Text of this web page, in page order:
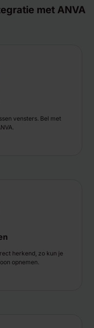
met ANVA
vensters. Bel met
herkend, zo kun je
opnemen.